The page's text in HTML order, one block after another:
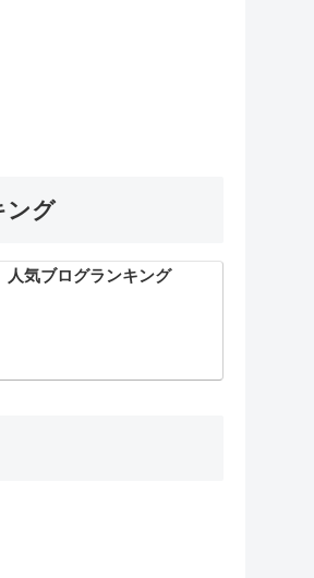
ング
人気ブログランキング